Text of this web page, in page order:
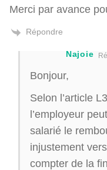
Merci par avance
Répondre
Najoie
Bonjour,
Selon l’article
l’employeur
salarié le
injustement
compter de la